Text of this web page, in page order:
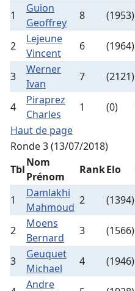
1
Guion
Geoffrey
8 (1953)
2
Lejeune
Vincent
6 (1964)
3
Werner
Ivan
7 (2121)
4
Piraprez
Charles
1 (0)
Haut de page
Ronde 3 (13/07/2018)
Tbl
Nom
Prénom
RankElo
1
Damlakhi
Mahmoud
2 (1394)
2
Moens
Bernard
3 (1566)
3
Geuquet
Michael
4 (1946)
Andre